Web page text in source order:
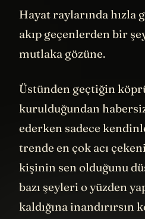
olur mu? Aslında onun
Hayat raylarında hızla
akıp geçenlerden bir şey
Üstünden geçtiğin
kurulduğundan
ederken sadece
trende en çok acı
kişinin sen olduğunu
bazı şeyleri o yüzden